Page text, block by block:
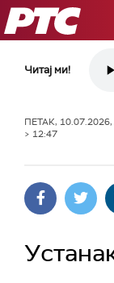
РТС
Читај ми!
ПЕТАК,
> 12:47